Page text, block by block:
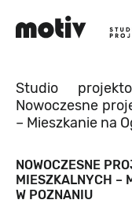
Studio
Nowoczesne
– Mieszkanie na
NOWOCZESNE
MIESZKALNYCH –
W POZNANIU